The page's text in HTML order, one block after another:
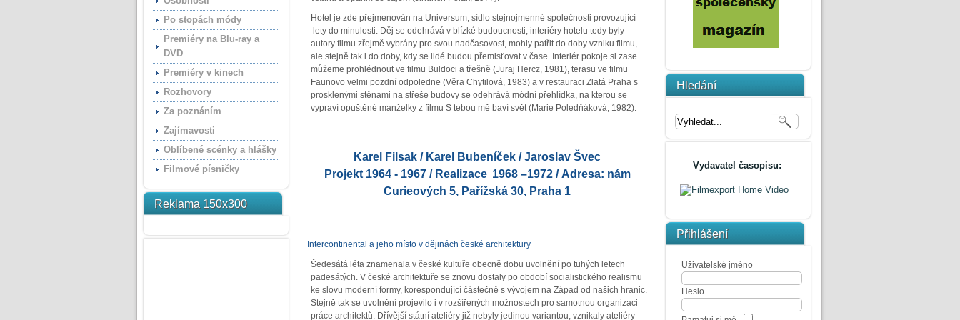
Po stopách módy
Premiéry na Blu-ray a
DVD
Premiéry v kinech
Rozhovory
Za poznáním
Zajímavosti
Oblíbené scénky a hlášky
Filmové písničky
Reklama 150x300
Hotel je zde přejmenován na Universum, sídlo stejnojmenné společnosti provozující
lety do minulosti. Děj se odehrává v blízké budoucnosti, interiéry hotelu tedy byly
autory filmu zřejmě vybrány pro svou nadčasovost, mohly patřit do doby vzniku filmu,
ale stejně tak i do doby, kdy se lidé budou přemisťovat v čase. Interiér pokoje si zase
můžeme prohlédnout ve filmu Buldoci a třešně (Juraj Hercz, 1981), terasu ve filmu
Faunovo velmi pozdní odpoledne (Věra Chytilová, 1983) a v restauraci Zlatá Praha s
prosklenými stěnami na střeše budovy se odehrává módní přehlídka, na kterou se
vypraví opuštěné manželky z filmu S tebou mě baví svět (Marie Poledňáková, 1982).
Karel Filsak / Karel Bubeníček / Jaroslav Švec
Projekt 1964 - 1967 / Realizace 1968 –1972 / Adresa: nám
Curieových 5, Pařížská 30, Praha 1
Intercontinental a jeho místo v dějinách české architektury
Šedesátá léta znamenala v české kultuře obecně dobu uvolnění po tuhých letech
padesátých. V české architektuře se znovu dostaly po období socialistického realismu
ke slovu moderní formy, korespondující částečně s vývojem na Západ od našich hranic.
Stejně tak se uvolnění projevilo i v rozšířených možnostech pro samotnou organizaci
práce architektů. Dřívější státní ateliéry již nebyly jedinou variantou, vznikaly ateliéry
Hledání
Vydavatel časopisu:
Přihlášení
Uživatelské jméno
Heslo